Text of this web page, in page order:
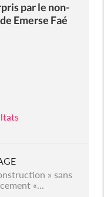
par le non-
Emerse Faé
» sans
«...